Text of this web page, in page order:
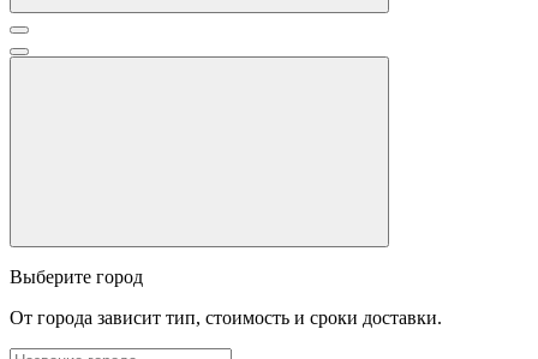
Выберите город
От города зависит тип, стоимость и сроки доставки.